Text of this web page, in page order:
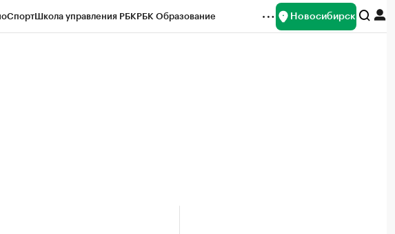
СпортШкола управления РБКРБК Образование Новосибирск